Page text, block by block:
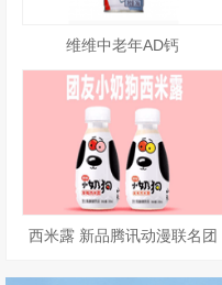
维维中老年AD钙
西米露 新品腾讯动漫联名团
友小奶狗